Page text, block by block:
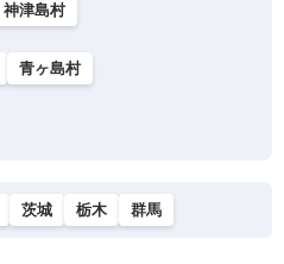
神津島村
青ヶ島村
茨城 栃木 群馬